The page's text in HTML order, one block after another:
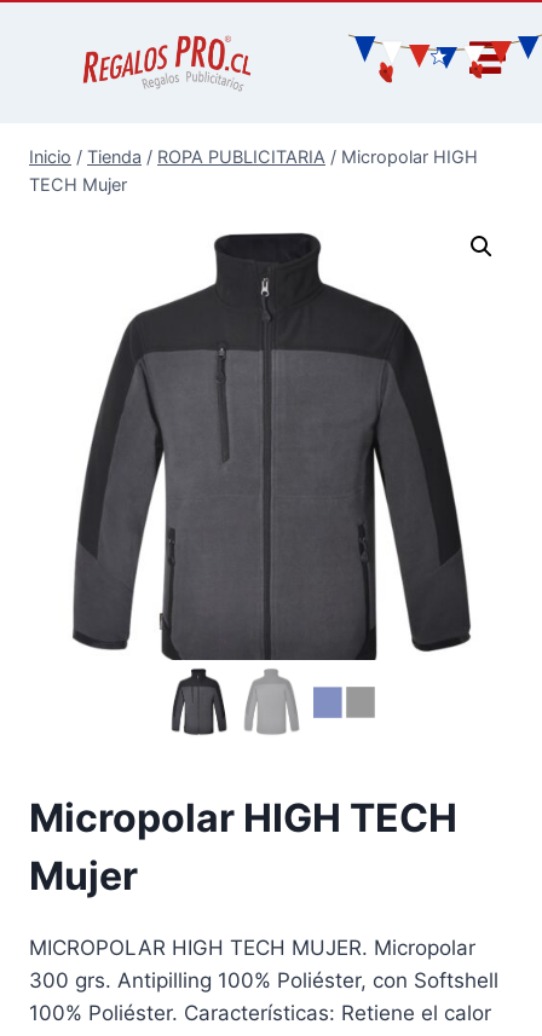
Inicio / Tienda / ROPA PUBLICITARIA / Micropolar HIGH
TECH Mujer
Micropolar HIGH TECH
Mujer
MICROPOLAR HIGH TECH MUJER. Micropolar
300 grs. Antipilling 100% Poliéster, con Softshell
100% Poliéster. Características: Retiene el calor